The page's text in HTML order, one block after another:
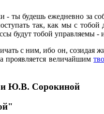
- ты будешь ежедневно за
так, как мы с тобой
будут тобой управляемы
с ним, ибо он, созидая
проявляется величайшим
и Ю.В. Сорокиной